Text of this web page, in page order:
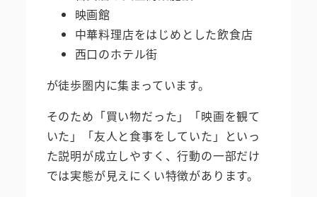
映画館
中華料理店をはじめとした飲食店
西口のホテル街
が徒歩圏内に集まっています。
そのため「買い物だった」「映画を観て
いた」「友人と食事をしていた」といっ
た説明が成立しやすく、行動の一部だけ
では実態が見えにくい特徴があります。